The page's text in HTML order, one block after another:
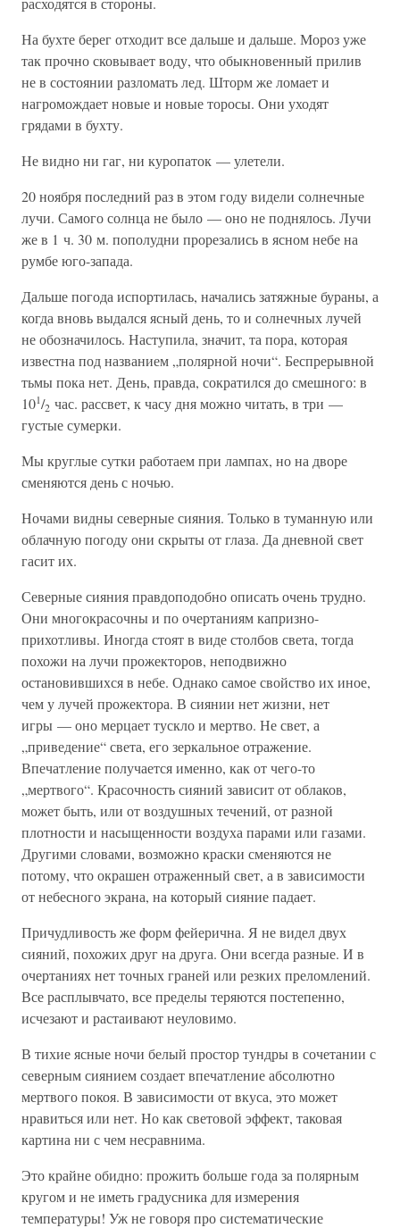
На бухте берег отходит все дальше и дальше. Мороз уже
так прочно сковывает воду, что обыкновенный прилив
не в состоянии разломать лед. Шторм же ломает и
нагромождает новые и новые торосы. Они уходят
грядами в бухту.
Не видно ни гаг, ни куропаток — улетели.
20 ноября последний раз в этом году видели солнечные
лучи. Самого солнца не было — оно не поднялось. Лучи
же в 1 ч. 30 м. пополудни прорезались в ясном небе на
румбе юго-запада.
Дальше погода испортилась, начались затяжные бураны, а
когда вновь выдался ясный день, то и солнечных лучей
не обозначилось. Наступила, значит, та пора, которая
известна под названием „полярной ночи“. Беспрерывной
тьмы пока нет. День, правда, сократился до смешного: в
101/2 час. рассвет, к часу дня можно читать, в три —
густые сумерки.
Мы круглые сутки работаем при лампах, но на дворе
сменяются день с ночью.
Ночами видны северные сияния. Только в туманную или
облачную погоду они скрыты от глаза. Да дневной свет
гасит их.
Северные сияния правдоподобно описать очень трудно.
Они многокрасочны и по очертаниям капризно-
прихотливы. Иногда стоят в виде столбов света, тогда
похожи на лучи прожекторов, неподвижно
остановившихся в небе. Однако самое свойство их иное,
чем у лучей прожектора. В сиянии нет жизни, нет
игры — оно мерцает тускло и мертво. Не свет, а
„приведение“ света, его зеркальное отражение.
Впечатление получается именно, как от чего-то
„мертвого“. Красочность сияний зависит от облаков,
может быть, или от воздушных течений, от разной
плотности и насыщенности воздуха парами или газами.
Другими словами, возможно краски сменяются не
потому, что окрашен отраженный свет, а в зависимости
от небесного экрана, на который сияние падает.
Причудливость же форм фейерична. Я не видел двух
сияний, похожих друг на друга. Они всегда разные. И в
очертаниях нет точных граней или резких преломлений.
Все расплывчато, все пределы теряются постепенно,
исчезают и растаивают неуловимо.
В тихие ясные ночи белый простор тундры в сочетании с
северным сиянием создает впечатление абсолютно
мертвого покоя. В зависимости от вкуса, это может
нравиться или нет. Но как световой эффект, таковая
картина ни с чем несравнима.
Это крайне обидно: прожить больше года за полярным
кругом и не иметь градусника для измерения
температуры! Уж не говоря про систематические